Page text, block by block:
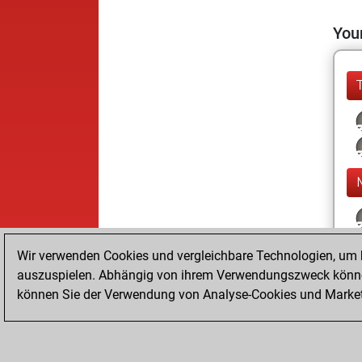
Wir verwenden Cookies und vergleichbare Technologien,
auszuspielen. Abhängig von ihrem Verwendungszweck
können Sie der Verwendung von Analyse-Cookies und